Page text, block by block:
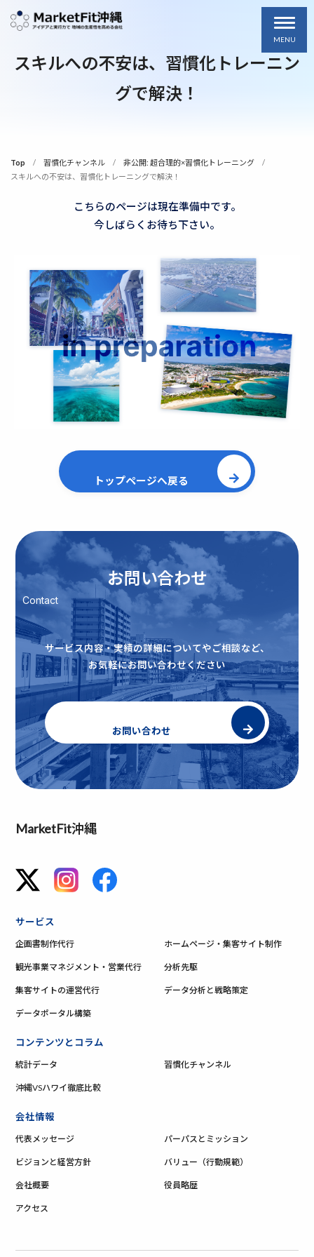
MENU
スキルへの不安は、習慣化トレーニン
グで解決！
Top 習慣化チャンネル
非公開: 超合理的×習慣化トレーニング
スキルへの不安は、習慣化トレーニングで解決！
こちらのページは現在準備中です。
今しばらくお待ち下さい。
トップページへ戻る
お問い合わせ
Contact
サービス内容・実績の詳細についてやご相談など、
お気軽にお問い合わせください
お問い合わせ
MarketFit沖縄
サービス
企画書制作代行 ホームページ・集客サイト制作
観光事業マネジメント・営業代行 分析先駆
集客サイトの運営代行 データ分析と戦略策定
データポータル構築
コンテンツとコラム
統計データ 習慣化チャンネル
沖縄VSハワイ徹底比較
会社情報
代表メッセージ パーパスとミッション
ビジョンと経営方針 バリュー（行動規範）
会社概要 役員略歴
アクセス